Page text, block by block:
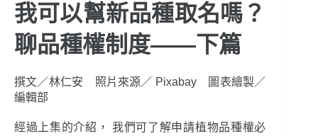
我可以幫新品種取名嗎？
聊品種權制度——下篇
撰文／林仁安 照片來源／ Pixabay 圖表繪製／
編輯部
經過上集的介紹， 我們可了解申請植物品種權必